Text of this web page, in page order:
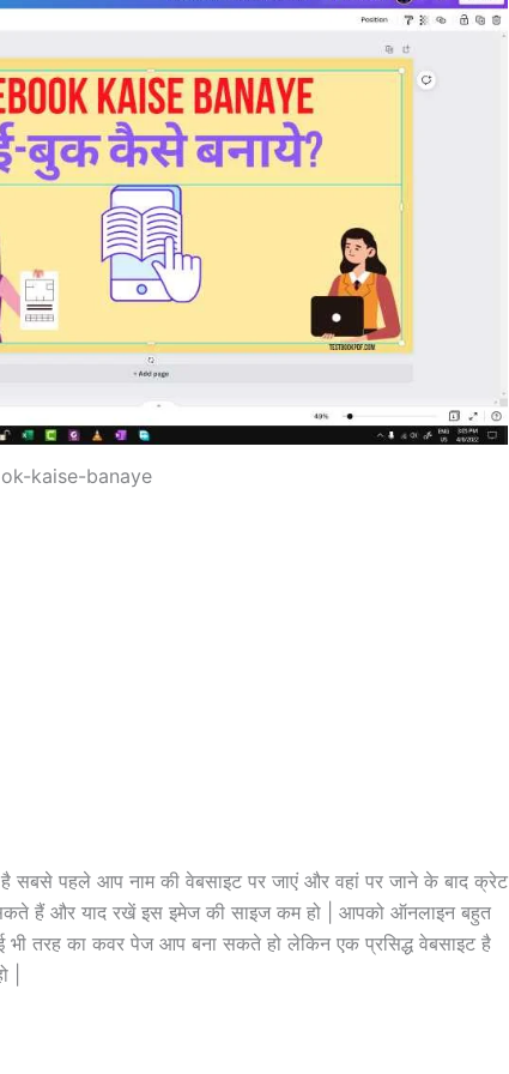
kaise-banaye
सबसे पहले आप नाम की वेबसाइट पर जाएं और वहां पर जाने के बाद क्रेट
हैं और याद रखें इस इमेज की साइज कम हो | आपको ऑनलाइन बहुत
भी तरह का कवर पेज आप बना सकते हो लेकिन एक प्रसिद्ध वेबसाइट है